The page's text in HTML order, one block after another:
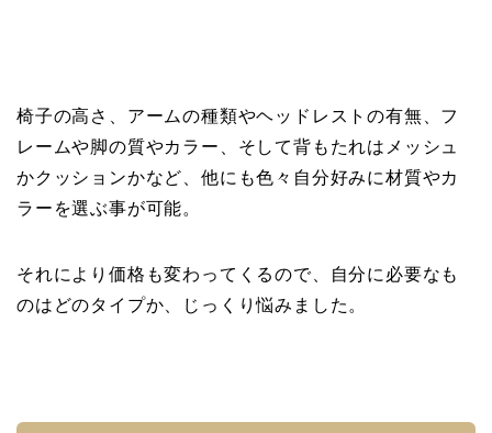
椅子の高さ、アームの種類やヘッドレストの有無、フ
レームや脚の質やカラー、そして背もたれはメッシュ
かクッションかなど、他にも色々自分好みに材質やカ
ラーを選ぶ事が可能。
それにより価格も変わってくるので、自分に必要なも
のはどのタイプか、じっくり悩みました。